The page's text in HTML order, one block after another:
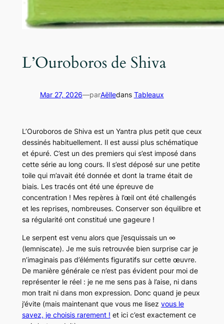
L’Ouroboros de Shiva
Mar 27, 2026—parAëlledans Tableaux
L’Ouroboros de Shiva est un Yantra plus petit que ceux
dessinés habituellement. Il est aussi plus schématique
et épuré. C’est un des premiers qui s’est imposé dans
cette série au long cours. Il s’est déposé sur une petite
toile qui m’avait été donnée et dont la trame était de
biais. Les tracés ont été une épreuve de
concentration ! Mes repères à l’œil ont été challengés
et les reprises, nombreuses. Conserver son équilibre et
sa régularité ont constitué une gageure !
Le serpent est venu alors que j’esquissais un ∞
(lemniscate). Je me suis retrouvée bien surprise car je
n’imaginais pas d’éléments figuratifs sur cette œuvre.
De manière générale ce n’est pas évident pour moi de
représenter le réel : je ne me sens pas à l’aise, ni dans
mon trait ni dans mon expression. Donc quand je peux
j’évite (mais maintenant que vous me lisez vous le
savez, je choisis rarement ! et ici c’est exactement ce